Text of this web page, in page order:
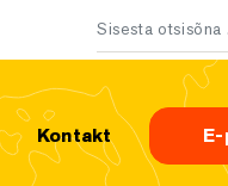
Otsi:
Kontakt